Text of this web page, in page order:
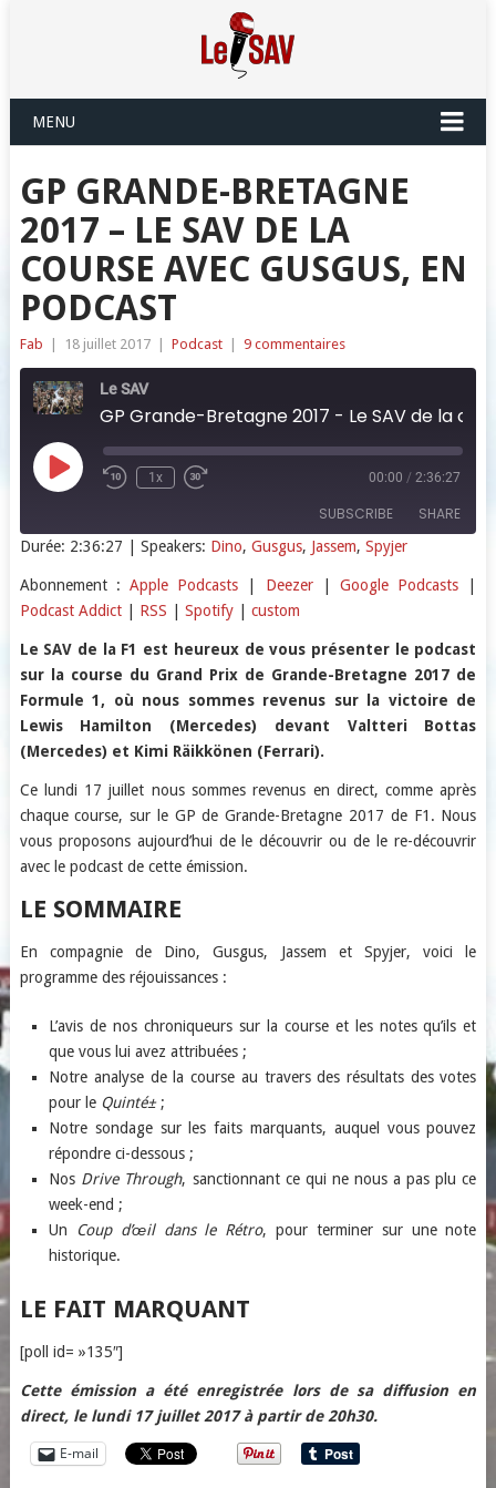
MENU
GP GRANDE-BRETAGNE
2017 – LE SAV DE LA
COURSE AVEC GUSGUS, EN
PODCAST
Fab 18 juillet 2017 Podcast 9 commentaires
Le SAV
Play
Episode
1x 00:00 / 2:36:27
SUBSCRIBE SHARE
Apple Podcasts Deezer
Google Podcasts Podcast Addict
RSS Spotify
custom
RSS FEED
SHARE
EMBED
Durée: 2:36:27 | Speakers: Dino, Gusgus, Jassem, Spyjer
Abonnement : Apple Podcasts Deezer|Google Podcasts
Podcast Addict| RSS Spotify| custom
Le SAV de la F1 est heureux de vous présenter le podcast
sur la course du Grand Prix de Grande-Bretagne 2017 de
Formule 1, où nous sommes revenus sur la victoire de
Lewis Hamilton (Mercedes) devant Valtteri Bottas
(Mercedes) et Kimi Räikkönen (Ferrari).
Ce lundi 17 juillet nous sommes revenus en direct, comme après
chaque course, sur le GP de Grande-Bretagne 2017 de F1. Nous
vous proposons aujourd’hui de le découvrir ou de le re-découvrir
avec le podcast de cette émission.
LE SOMMAIRE
En compagnie de Dino, Gusgus, Jassem et Spyjer, voici le
programme des réjouissances :
L’avis de nos chroniqueurs sur la course et les notes qu’ils et
que vous lui avez attribuées ;
Notre analyse de la course au travers des résultats des votes
pour le Quinté±;
Notre sondage sur les faits marquants, auquel vous pouvez
répondre ci-dessous ;
Nos Drive Through, sanctionnant ce qui ne nous a pas plu ce
week-end ;
Un Coup d’œil dans le Rétro, pour terminer sur une note
historique.
LE FAIT MARQUANT
[poll id= »135″]
Cette émission a été enregistrée lors de sa diffusion en
direct, le lundi 17 juillet 2017 à partir de 20h30.
E-mail